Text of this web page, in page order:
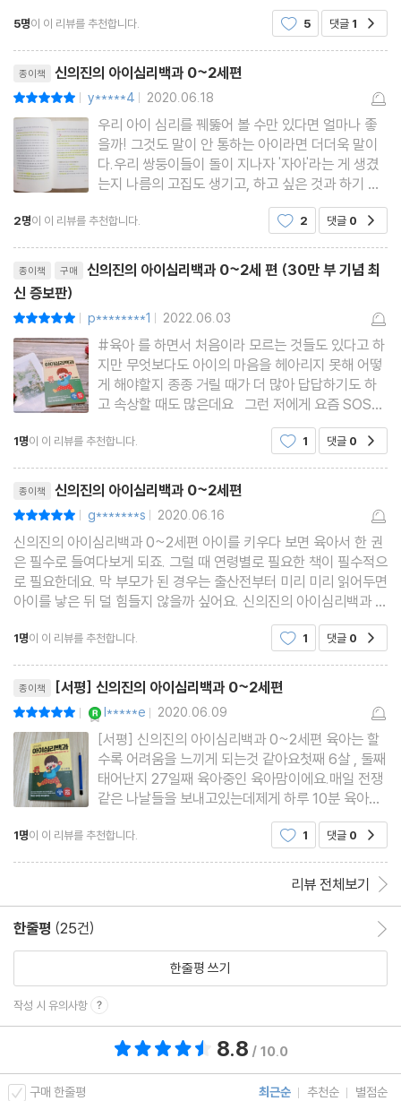
우는 아이를 자꾸 안아 주면 버릇이 나빠지나요?
밤만 되면 울어요
아이가 왜 우는지 모르겠어요
Chapter 2. 수면 문제
언제부터 따로 재울 수 있을까요?
밤중에 꼭 한 번은 깨요
잠투정이 너무 심해요
월령별 수면 문제 대처법
Chapter 3. 낯가림 & 분리 불안
아이 때문에 꼼짝할 수가 없어요
낯가림이 너무 심한데, 괜찮을까요?
아이가 낯을 전혀 안 가려도 문제입니다
낯선 것을 극도로 무서워해요
아이가 아빠를 거부해요
Chapter 4. 버릇
아이가 곰 인형만 안 보이면 울어요
기저귀만 벗겨 놓으면 고추를 만져요
화가 나면 물건을 던지고 머리로 바닥을 받아요
Chapter 5. 성격 & 기질
타고난 기질이라고 다 받아 주지 마세요
아이가 너무 까다롭고 예민해서 미치겠어요
아이가 유난히 극성맞다면
기저귀를 잘 갈아 주지 않으면 성격이 나빠지나요?
병을 앓으면서 성격이 예민해졌어요
돌 전 아이도 스트레스를 받는답니다
애만 보면 우울해요
어쩔 수 없이 아이를 다른 곳에 맡겨야 해요
Chapter 7. 성장 & 발달
우리 아이, 잘 크고 있는 걸까요?
발달이 느린 걸까요, 제가 조급한 걸까요?
분유를 줘도 울고 기저귀를 갈아도 울고 집안 온도까지도 다 맞춰놓
았는데..맨붕의 순간이었다. 결국 새벽시간에
5명이 이 리뷰를 추천합니다. 5 댓글 1
종이책 신의진의 아이심리백과 0~2세편
| y*****4 | 2020.06.18
우리 아이 심리를 꿰뚫어 볼 수만 있다면 얼마나 좋
을까! 그것도 말이 안 통하는 아이라면 더더욱 말이
다.우리 쌍둥이들이 돌이 지나자 '자아'라는 게 생겼
는지 나름의 고집도 생기고, 하고 싶은 것과 하기 싫
은 것도 분명히 표현하기 시작했다. 신생아 때는 육
아 자체가 너무나도 힘들어 조금만 더 크면 좋겠다
작하면서 오는 힘듦 역
2명이 이 리뷰를 추천합니다. 2 댓글 0
종이책 구매
신의진의 아이심리백과 0~2세 편 (30만 부 기념 최
신 증보판)
| p********1 | 2022.06.03
#육아 를 하면서 처음이라 모르는 것들도 있다고 하
지만 무엇보다도 아이의 마음을 헤아리지 못해 어떻
게 해야할지 종종 거릴 때가 더 많아 답답하기도 하
고 속상할 때도 많은데요 그런 저에게 요즘 SOS이
심리백과 0~2세편＞이랍니다 아직 말을 못하는 아
는
1명이 이 리뷰를 추천합니다. 1 댓글 0
종이책 신의진의 아이심리백과 0~2세편
| g*******s | 2020.06.16
신의진의 아이심리백과 0~2세편 아이를 키우다 보면 육아서 한 권
은 필수로 들여다보게 되죠. 그럴 때 연령별로 필요한 책이 필수적으
로 필요한데요. 막 부모가 된 경우는 출산전부터 미리 미리 읽어두면
아이를 낳은 뒤 덜 힘들지 않을까 싶어요. 신의진의 아이심리백과 0
~2세편은 30만부 돌파기념으로 최신 증보판으로 새로나왔답니다.
기존의 책보다 훨씬 발랄한 느낌의 표지에요.
1명이 이 리뷰를 추천합니다. 1 댓글 0
종이책 [서평] 신의진의 아이심리백과 0~2세편
| l*****e | 2020.06.09
[서평] 신의진의 아이심리백과 0~2세편 육아는 할
수록 어려움을 느끼게 되는것 같아요첫째 6살 , 둘째
태어난지 27일째 육아중인 육아맘이에요.매일 전쟁
같은 나날들을 보내고있는데제게 하루 10분 육아서
를 보는 몰입의 시간 덕에다시 마음을 다잡고아이들
을 사랑으로 품고 무한의 애정으로양육하려고 노력
1명이 이 리뷰를 추천합니다. 1 댓글 0
리뷰 전체보기
한줄평 (25건)
한줄평 쓰기
작성 시 유의사항
8.8 / 10.0
구매 한줄평 최근순 추천순 별점순